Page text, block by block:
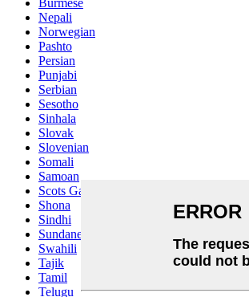
Burmese
Nepali
Norwegian
Pashto
Persian
Punjabi
Serbian
Sesotho
Sinhala
Slovak
Slovenian
Somali
Samoan
Scots Gaelic
Shona
Sindhi
Sundanese
Swahili
Tajik
Tamil
Telugu